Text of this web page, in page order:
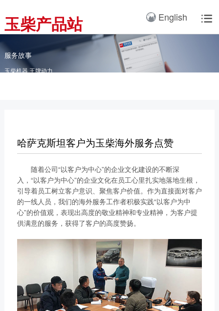
玉柴产品站 
English
产品与解决方案
卡车动力
客车动力
工程机械动力
农业装备动力
新能源动力
工业动力
整车
发电系统
产品3D展厅
全球服务支持
全球服务网络
服务理念
配件真伪查询
玉柴已在全球拥有完善服
务网络，在国内建立了
12个商用车系统部/驻外
销售大区、18个通机大
区驻外销售大区、13个
玉柴芯蓝驻外销售大区、
31个服务与后市场驻外
站、6000多家配件销售
网点；在亚洲、美洲、非
洲、欧洲等地设立了21
全球服务网络
海外服务网络
服务理念
服务理念与服务承诺
服务政策
我们的公司
关于我们
研发实力
司始建于1951年，是一
家以动力系统为圆心、实
大型企业集团。公司旗下
拥有20多家全资、控
股、参股二级子公司，涉
及发动机制造及其产业
链、物流及供应链服务，
三大产业板块，在广西、
北、重庆、辽宁等地均有
产业基地布局。
了解更多
服务故事
玉柴机器 王牌动力
哈萨克斯坦客户为玉柴海外服务点赞
随着公司“以客户为中心”的企业文化建设的不断深
入，“以客户为中心”的企业文化在员工心里扎实地落地生根，
引导着员工树立客户意识、聚焦客户价值。作为直接面对客户
的一线人员，我们的海外服务工作者积极实践“以客户为中
心”的价值观，表现出高度的敬业精神和专业精神，为客户提
供满意的服务，获得了客户的高度赞扬。